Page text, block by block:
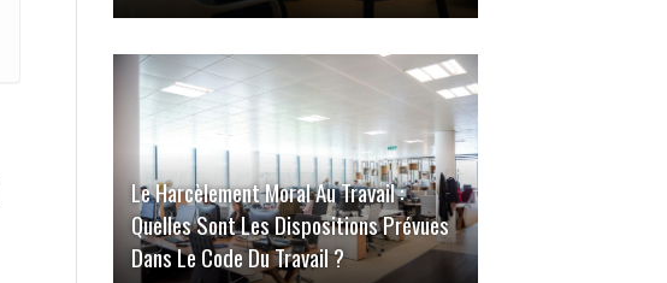
Le Harcèlement Moral Au Travail :
Quelles Sont Les Dispositions Prévues
Dans Le Code Du Travail ?